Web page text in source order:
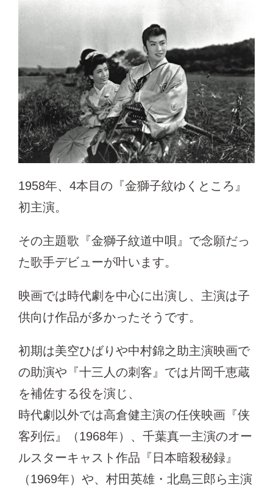
1958年、4本目の『金獅子紋ゆくところ』
初主演。
その主題歌『金獅子紋道中唄』で念願だっ
た歌手デビューが叶います。
映画では時代劇を中心に出演し、主演は子
供向け作品が多かったそうです。
初期は美空ひばりや中村錦之助主演映画で
の助演や『十三人の刺客』では片岡千恵蔵
を補佐する役を演じ、
時代劇以外では高倉健主演の任侠映画『侠
客列伝』（1968年）、千葉真一主演のオー
ルスターキャスト作品『日本暗殺秘録』
（1969年）や、村田英雄・北島三郎ら主演